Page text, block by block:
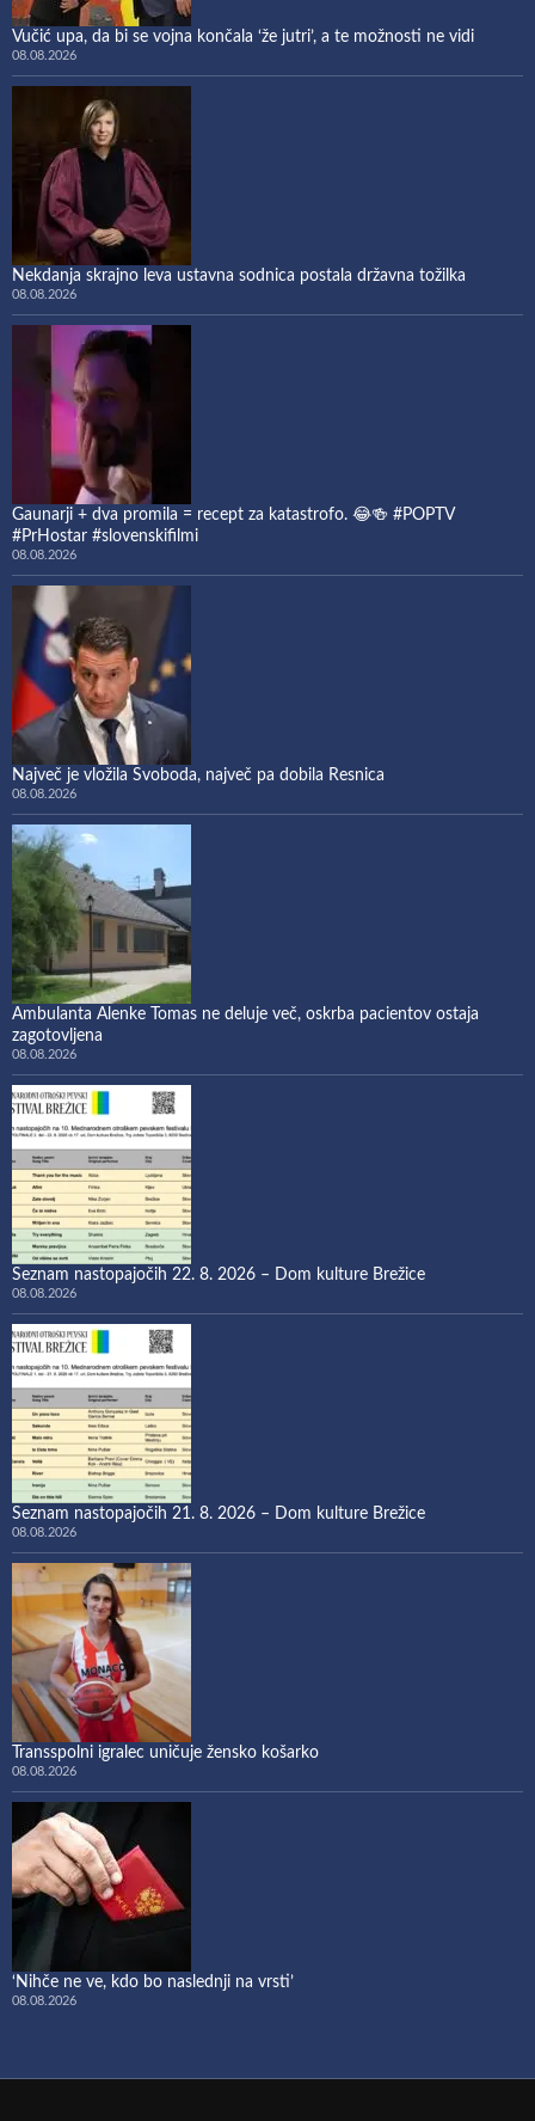
Vučić upa, da bi se vojna končala ‘že jutri’, a te možnosti ne vidi
08.08.2026
Nekdanja skrajno leva ustavna sodnica postala državna tožilka
08.08.2026
Gaunarji + dva promila = recept za katastrofo. 😂🍻 #POPTV
#PrHostar #slovenskifilmi
08.08.2026
Največ je vložila Svoboda, največ pa dobila Resnica
08.08.2026
Ambulanta Alenke Tomas ne deluje več, oskrba pacientov ostaja
zagotovljena
08.08.2026
Seznam nastopajočih 22. 8. 2026 – Dom kulture Brežice
08.08.2026
Seznam nastopajočih 21. 8. 2026 – Dom kulture Brežice
08.08.2026
Transspolni igralec uničuje žensko košarko
08.08.2026
‘Nihče ne ve, kdo bo naslednji na vrsti’
08.08.2026